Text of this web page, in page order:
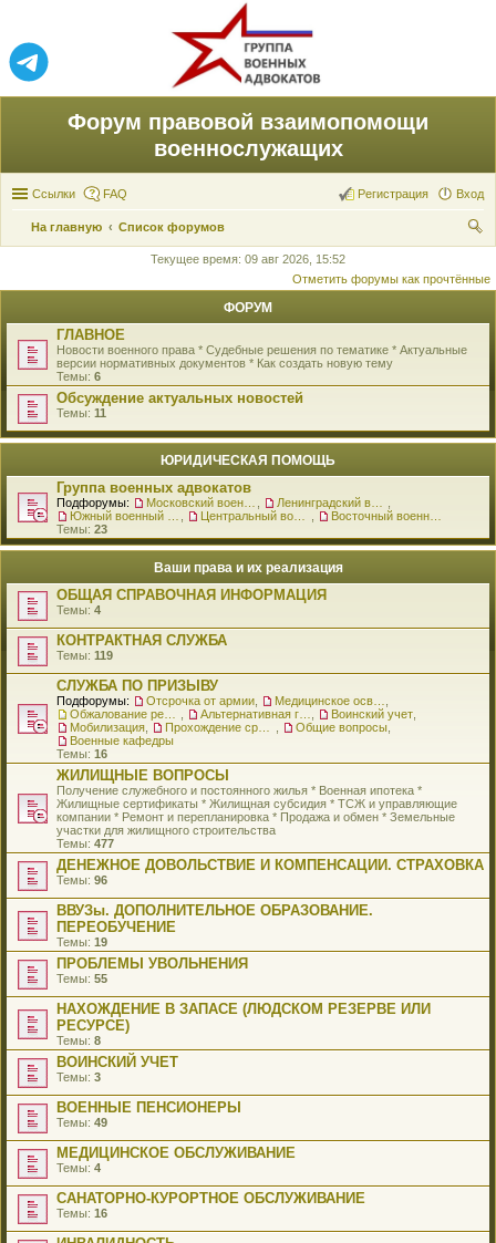
Форум правовой взаимопомощи
военнослужащих
Ссылки FAQ Вход
Регистрация
На главную
Список форумов
ск
Текущее время: 09 авг 2026, 15:52
Отметить форумы как прочтённые
ФОРУМ
ГЛАВНОЕ
Новости военного права * Судебные решения по тематике * Актуальные
версии нормативных документов * Как создать новую тему
Темы: 6
Обсуждение актуальных новостей
Темы: 11
ЮРИДИЧЕСКАЯ ПОМОЩЬ
Группа военных адвокатов
Подфорумы:
Темы: 23
Ваши права и их реализация
ОБЩАЯ СПРАВОЧНАЯ ИНФОРМАЦИЯ
Темы: 4
КОНТРАКТНАЯ СЛУЖБА
Темы: 119
СЛУЖБА ПО ПРИЗЫВУ
Подфорумы: Отсрочка от армии
Воинский учет
Мобилизация
Общие вопросы
Военные кафедры
Темы: 16
ЖИЛИЩНЫЕ ВОПРОСЫ
Получение служебного и постоянного жилья * Военная ипотека *
Жилищные сертификаты * Жилищная субсидия * ТСЖ и управляющие
компании * Ремонт и перепланировка * Продажа и обмен * Земельные
участки для жилищного строительства
Темы: 477
ДЕНЕЖНОЕ ДОВОЛЬСТВИЕ И КОМПЕНСАЦИИ. СТРАХОВКА
Темы: 96
ВВУЗы. ДОПОЛНИТЕЛЬНОЕ ОБРАЗОВАНИЕ.
ПЕРЕОБУЧЕНИЕ
Темы: 19
ПРОБЛЕМЫ УВОЛЬНЕНИЯ
Темы: 55
НАХОЖДЕНИЕ В ЗАПАСЕ (ЛЮДСКОМ РЕЗЕРВЕ ИЛИ
РЕСУРСЕ)
Темы: 8
ВОИНСКИЙ УЧЕТ
Темы: 3
ВОЕННЫЕ ПЕНСИОНЕРЫ
Темы: 49
МЕДИЦИНСКОЕ ОБСЛУЖИВАНИЕ
Темы: 4
САНАТОРНО-КУРОРТНОЕ ОБСЛУЖИВАНИЕ
Темы: 16